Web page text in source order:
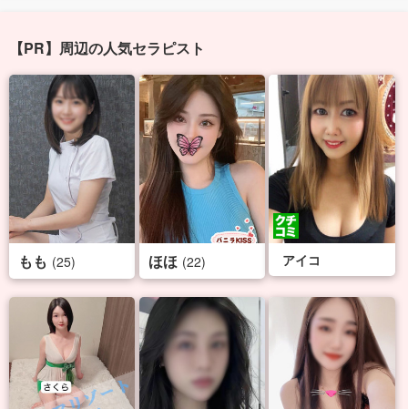
【PR】周辺の人気セラピスト
もも (25) ほほ (22) アイコ